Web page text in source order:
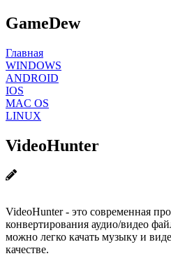
GameDew
Главная
WINDOWS
ANDROID
IOS
MAC OS
LINUX
VideoHunter
VideoHunter - это современная
конвертирования аудио/видео
можно легко качать музыку и
качестве.